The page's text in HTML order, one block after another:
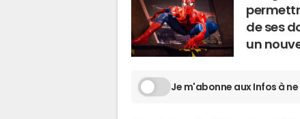
de ses
un
Je m'abonne aux Infos à